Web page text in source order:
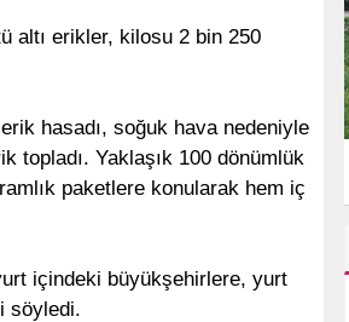
altı erikler, kilosu 2 bin 250
hasadı, soğuk hava nedeniyle
topladı. Yaklaşık 100 dönümlük
paketlere konularak hem iç
içindeki büyükşehirlere, yurt
söyledi.